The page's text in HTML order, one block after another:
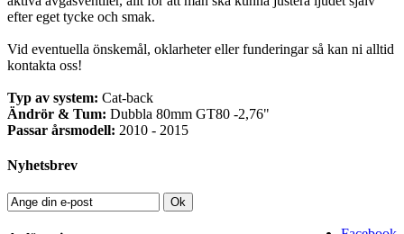
efter eget tycke och smak.
Vid eventuella önskemål, oklarheter eller funderingar så kan ni alltid
kontakta oss!
Typ av system: Cat-back
Ändrör & Tum: Dubbla 80mm GT80 -2,76"
Passar årsmodell: 2010 - 2015
Nyhetsbrev
Ok